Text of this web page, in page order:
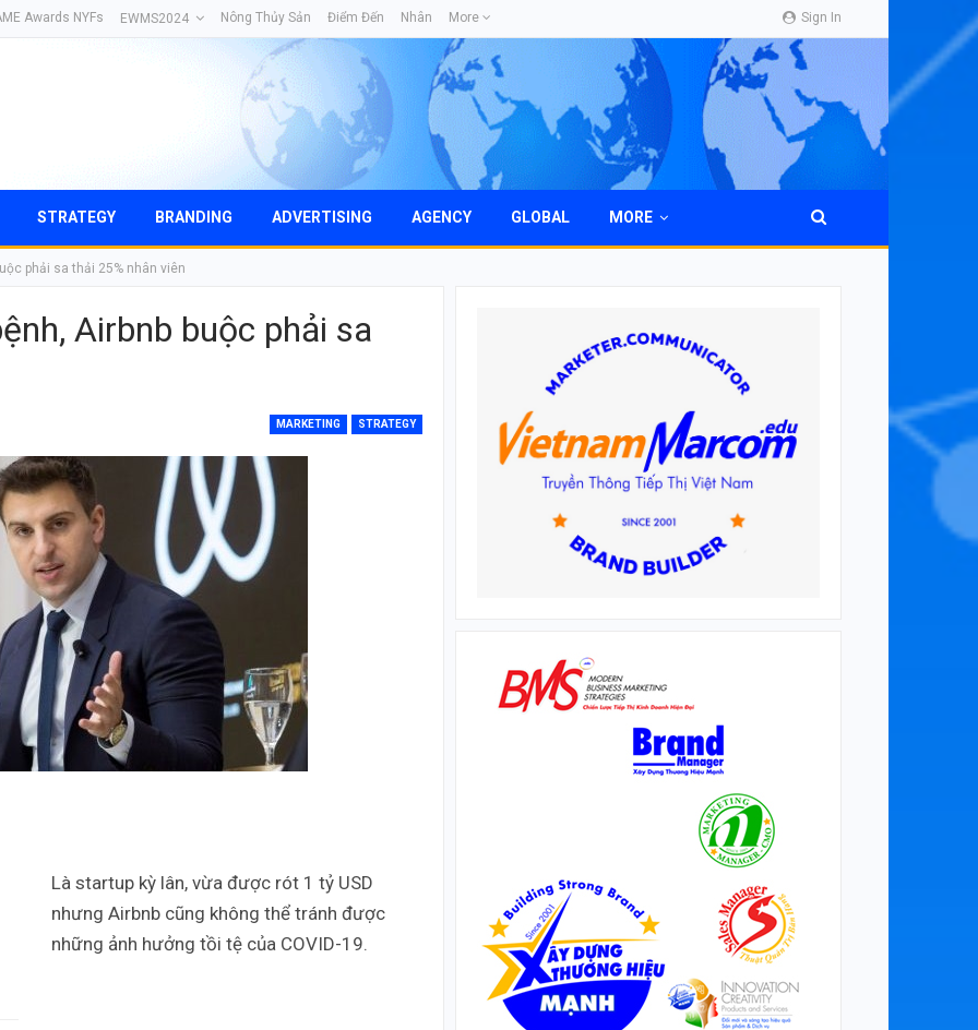
Sign In
Awards NYFs EWMS2024 Nông Thủy Sản Điểm Đến Nhân More
STRATEGY BRANDING ADVERTISING AGENCY GLOBAL MORE
phải sa thải 25% nhân viên
Airbnb buộc phải sa
MARKETING STRATEGY
Là startup kỳ lân, vừa được rót 1 tỷ USD
nhưng Airbnb cũng không thể tránh được
những ảnh hưởng tồi tệ của COVID-19.